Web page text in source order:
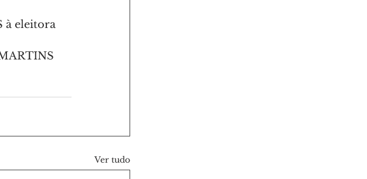
à eleitora
Ver tudo